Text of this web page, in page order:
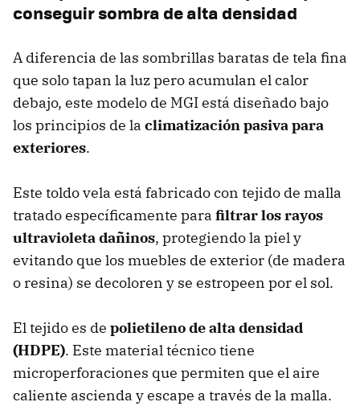
conseguir sombra de alta densidad
A diferencia de las sombrillas baratas de tela fina
que solo tapan la luz pero acumulan el calor
debajo, este modelo de MGI está diseñado bajo
los principios de la climatización pasiva para
exteriores.
Este toldo vela está fabricado con tejido de malla
tratado específicamente para filtrar los rayos
ultravioleta dañinos, protegiendo la piel y
evitando que los muebles de exterior (de madera
o resina) se decoloren y se estropeen por el sol.
El tejido es de polietileno de alta densidad
(HDPE). Este material técnico tiene
microperforaciones que permiten que el aire
caliente ascienda y escape a través de la malla.